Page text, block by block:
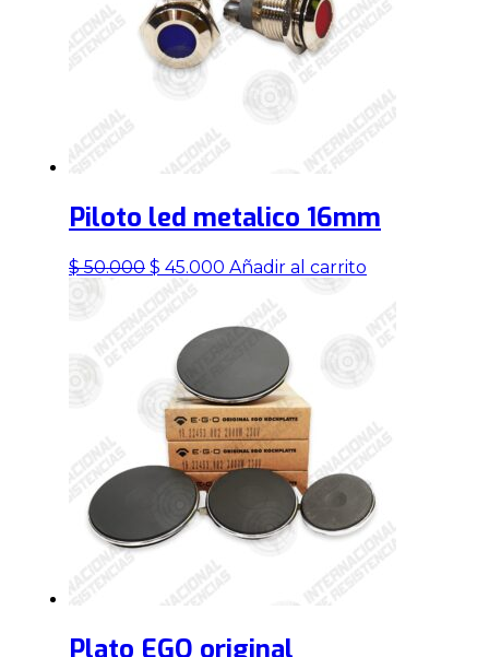
Piloto led metalico 16mm
$50.000 El
precio
era:
$ 50.000.
$ 45.000 El
es:
$ 45.000.
Añadir al carrito
Plato EGO original